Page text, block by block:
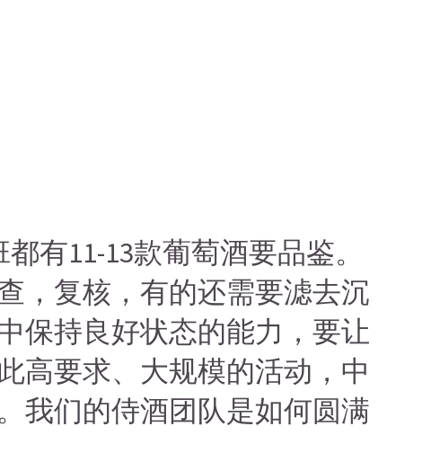
有11-13款葡萄酒要品鉴。
，复核，有的还需要滤去沉
保持良好状态的能力，要让
高要求、大规模的活动，中
我们的侍酒团队是如何圆满